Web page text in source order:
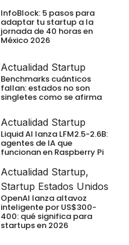
InfoBlock: 5 pasos para
adaptar tu startup a la
jornada de 40 horas en
México 2026
Actualidad Startup
Benchmarks cuánticos
fallan: estados no son
singletes como se afirma
Actualidad Startup
Liquid AI lanza LFM2.5-2.6B:
agentes de IA que
funcionan en Raspberry Pi
Actualidad Startup,
Startup Estados Unidos
OpenAI lanza altavoz
inteligente por US$300-
400: qué significa para
startups en 2026